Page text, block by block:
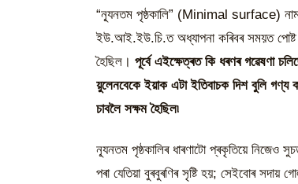
“ন্যূনতম পৃষ্ঠকালি” (Minimal surface)
ইউ.আই.ইউ.চি.ত অধ্যাপনা কৰিবৰ সময়ত পোষ্ট
হৈছিল। পূৰ্বে এইক্ষেত্ৰত কি ধৰণৰ গৱেষণা
য়ুলেনবেকে ইয়াক এটা ইতিবাচক দিশ বুলি গণ্য
চাবলৈ সক্ষম হৈছিল৷
ন্যূনতম পৃষ্ঠকালিৰ ধাৰণাটো প্ৰকৃতিয়ে নিজেও
পৰা যেতিয়া বুৰবুৰণিৰ সৃষ্টি হয়; সেইবোৰ